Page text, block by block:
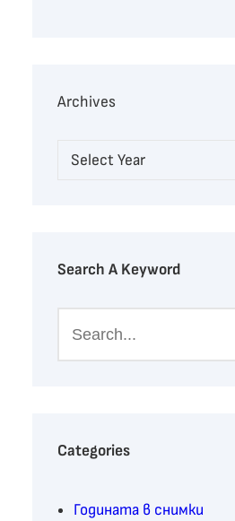
Archives
Search A Keyword
h
Categories
Годината в снимки